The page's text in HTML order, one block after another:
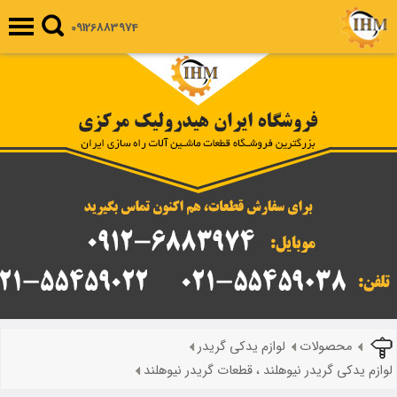
09126883974
محصولات
لوازم یدکی گریدر
لوازم یدکی گریدر نیوهلند ، قطعات گریدر نیوهلند